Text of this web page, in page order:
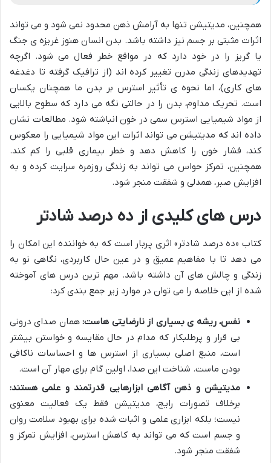
همچنین، مدیتیشن تنها به آرامش ذهن محدود نمی شود و می تواند
اثرات مثبتی بر جسم نیز داشته باشد. بدن انسان هنوز غریزه ی جنگ
یا گریز را در خود دارد که در مواقع خطر فعال می شود. اگرچه
تهدیدهای زندگی مدرن تغییر کرده اند (از ترافیک گرفته تا دغدغه
های کاری)، اما نحوه ی تأثیر استرس بر بدن ما همچنان یکسان
است. تحریک مداوم، بدن را در حالتی نگه می دارد که سطوح بالایی
از مواد شیمیایی استرس سمی در خون انباشته شود. مطالعات نشان
داده اند که مدیتیشن می تواند اثرات این مواد شیمیایی را معکوس
کند، فشار خون را کاهش دهد و خطر بیماری قلبی را کم کند.
همچنین، تمرکز حواس می تواند به زندگی روزمره سرایت کرده و به
افزایش صبر، همدلی و شفقت منجر شود.
درس های کلیدی از ده درصد شادتر
کتاب «ده درصد شادتر» اثری پربار است که به خواننده این امکان را
می دهد تا با مفاهیم عمیق و در عین حال کاربردی، نگاهی نو به
زندگی و چالش های آن داشته باشد. مهم ترین درس های آموخته
شده از این خلاصه را می توان در موارد زیر جمع بندی کرد:
نفس، ریشه ی بسیاری از نارضایتی هاست:همان صدای درونی
بی قرار و پرطلبکار که مدام در حال مقایسه و خواستن بیشتر
است، منبع اصلی بسیاری از استرس ها و احساسات ناکافی
بودن ماست. شناخت این صدا، اولین گام برای مهار آن است.
مدیتیشن و ذهن آگاهی ابزارهایی قدرتمند و علمی هستند:
برخلاف تصورات رایج، مدیتیشن فقط یک فعالیت معنوی
نیست؛ بلکه ابزاری علمی و اثبات شده برای بهبود سلامت روان
و جسم است که می تواند به کاهش استرس، افزایش تمرکز و
شفقت منجر شود.